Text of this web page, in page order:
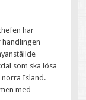
har
handlingen
som ska lösa
norra Island.
med